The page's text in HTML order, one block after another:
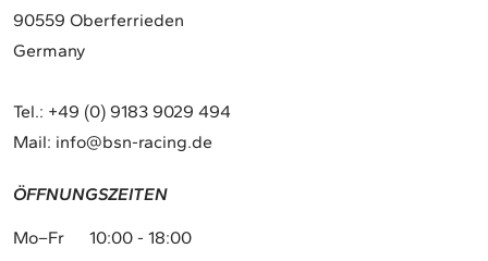
90559 Oberferrieden
Germany
Tel.: +49 (0) 9183 9029 494
Mail: info@bsn-racing.de
ÖFFNUNGSZEITEN
Mo–Fr
10:00 - 18:00